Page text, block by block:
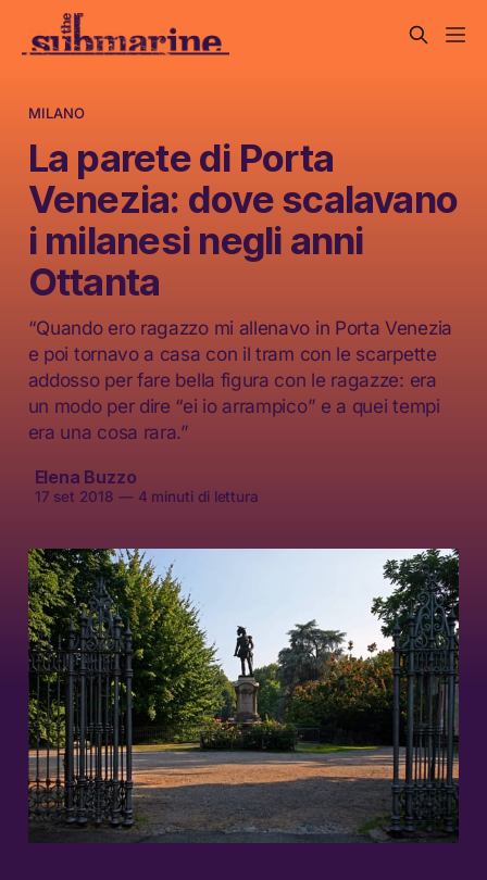
MILANO
La parete di Porta
Venezia: dove scalavano
i milanesi negli anni
Ottanta
“Quando ero ragazzo mi allenavo in Porta Venezia
e poi tornavo a casa con il tram con le scarpette
addosso per fare bella figura con le ragazze: era
un modo per dire “ei io arrampico” e a quei tempi
era una cosa rara.”
Elena Buzzo
17 set 2018 —4 minuti di lettura